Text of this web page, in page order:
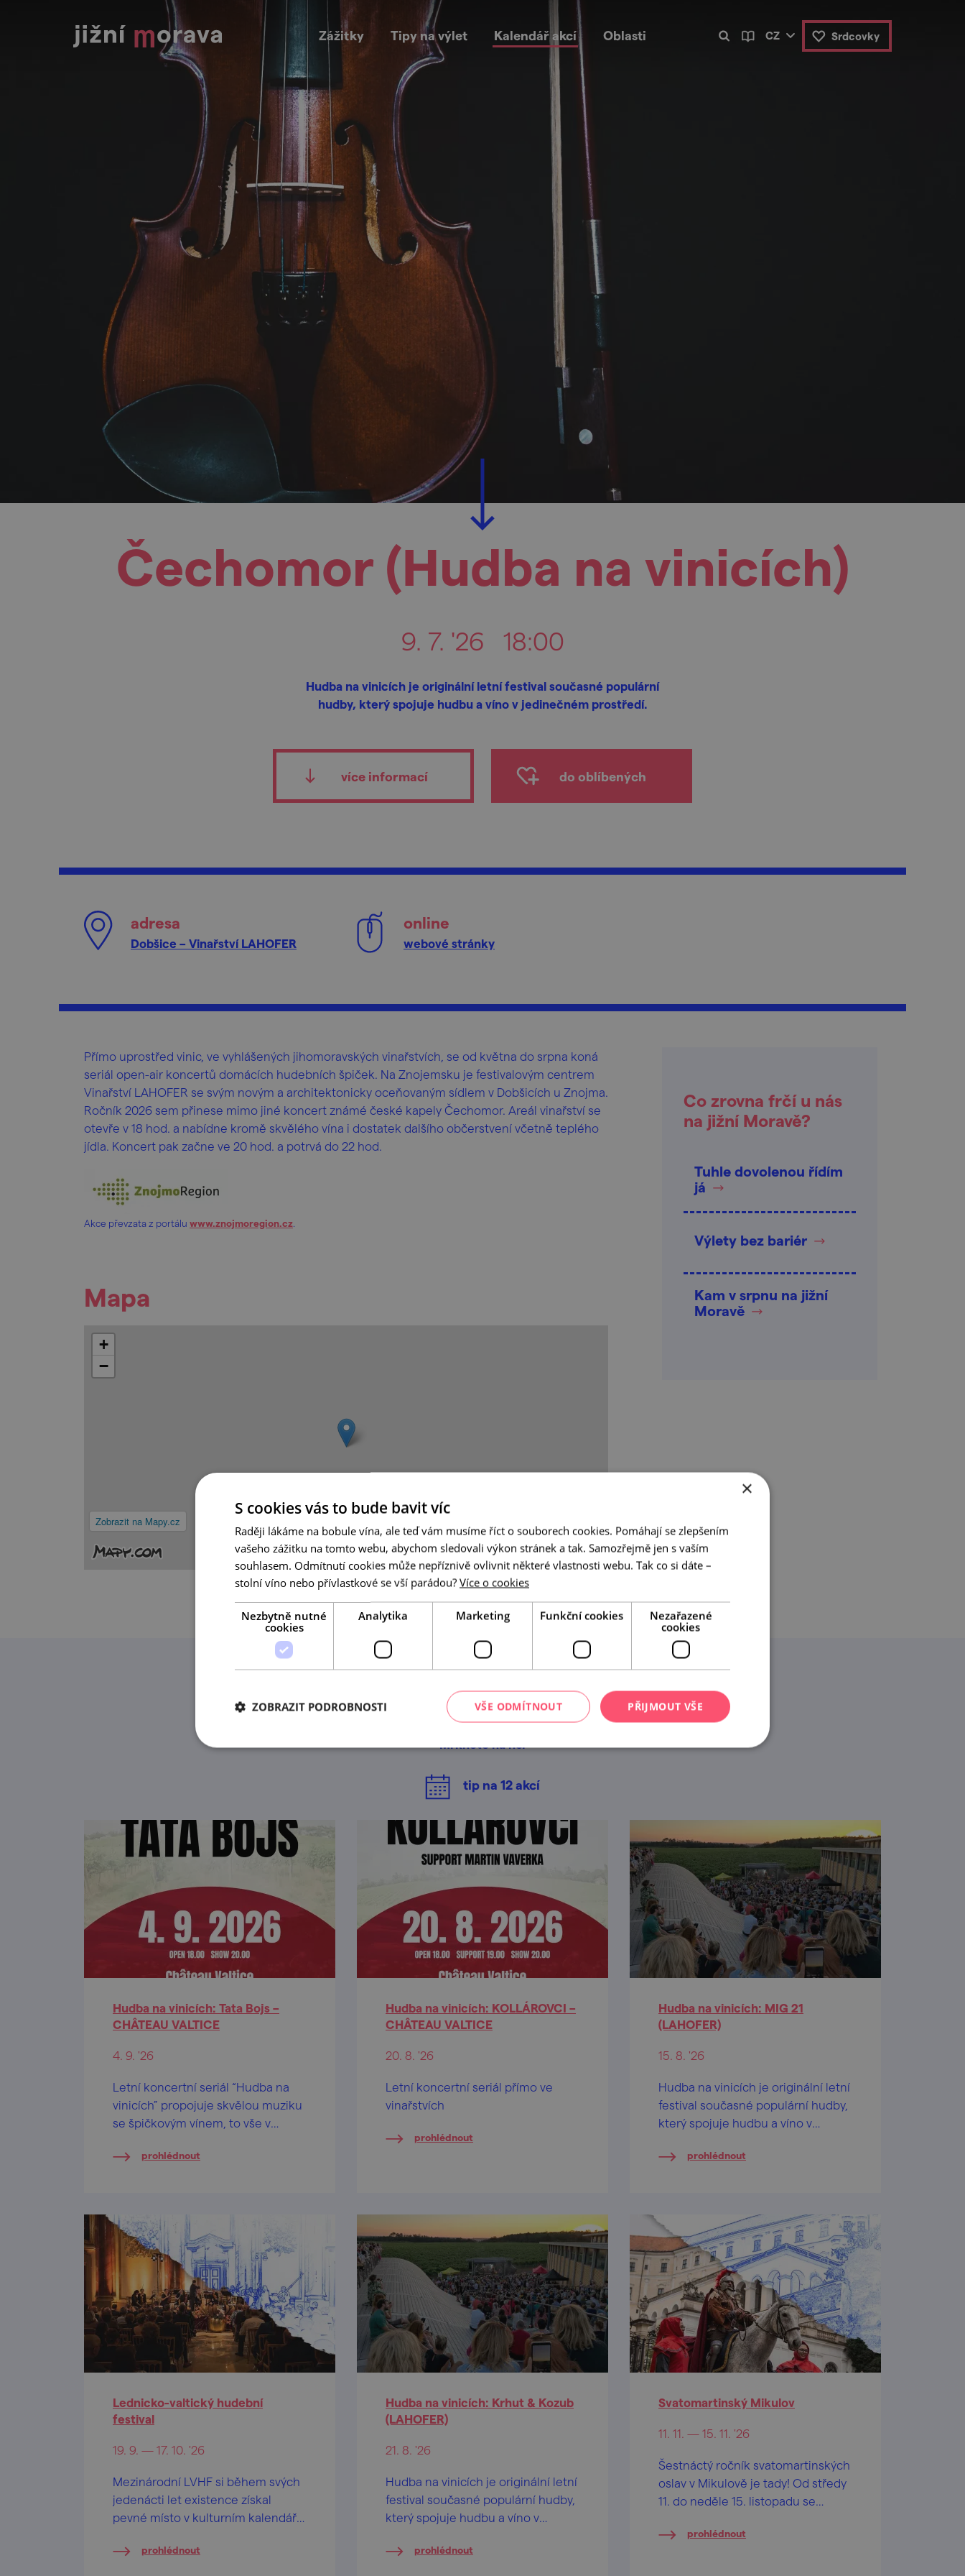
Zážitky Tipy na výlet Kalendář akcí Oblasti CZ Srdcovky
Čechomor (Hudba na vinicích)
9. 7. '26 18:00
Hudba na vinicích je originální letní festival současné populární
hudby, který spojuje hudbu a víno v jedinečném prostředí.
více informací do oblíbených
adresa
Dobšice – Vinařství LAHOFER
online
webové stránky
Přímo uprostřed vinic, ve vyhlášených jihomoravských vinařstvích, se od května do srpna koná
seriál open-air koncertů domácích hudebních špiček. Na Znojemsku je festivalovým centrem
Vinařství LAHOFER se svým novým a architektonicky oceňovaným sídlem v Dobšicích u Znojma.
Ročník 2026 sem přinese mimo jiné koncert známé české kapely Čechomor. Areál vinařství se
otevře v 18 hod. a nabídne kromě skvělého vína i dostatek dalšího občerstvení včetně teplého
jídla. Koncert pak začne ve 20 hod. a potrvá do 22 hod.
Akce převzata z portálu www.znojmoregion.cz
Mapa
Zobrazit na Mapy.cz
+
−
Leaflet|© Seznam.cz a.s. a další
Co zrovna frčí u nás
na jižní Moravě?
Tuhle dovolenou řídím
já
Výlety bez bariér
Kam v srpnu na jižní
Moravě
A tady už jste byli?
Našli jsme další akce, které by se vám mohly líbit.
Mrkněte na ně.
tip na 12akcí
Hudba na vinicích: Tata Bojs –
CHÂTEAU VALTICE
4. 9. '26
Letní koncertní seriál “Hudba na
vinicích” propojuje skvělou muziku
se špičkovým vínem, to vše v
moravských vinohradů.
prohlédnout
Hudba na vinicích: KOLLÁROVCI –
CHÂTEAU VALTICE
20. 8. '26
Letní koncertní seriál přímo ve
vinařstvích
prohlédnout
Hudba na vinicích: MIG 21
(LAHOFER)
15. 8. '26
Hudba na vinicích je originální letní
festival současné populární hudby,
který spojuje hudbu a víno v
prohlédnout
Lednicko-valtický hudební
festival
19. 9. — 17. 10. '26
Mezinárodní LVHF si během svých
jedenácti let existence získal
pevné místo v kulturním kalendáři
festivalů klasické hudby v České
prohlédnout
Hudba na vinicích: Krhut & Kozub
(LAHOFER)
21. 8. '26
Hudba na vinicích je originální letní
festival současné populární hudby,
který spojuje hudbu a víno v
prohlédnout
Svatomartinský Mikulov
11. 11. — 15. 11. '26
Šestnáctý ročník svatomartinských
oslav v Mikulově je tady! Od středy
11. do neděle 15. listopadu se
skvělou hudbu a mnoho dalšího!
prohlédnout
×
S cookies vás to bude bavit víc
Raději lákáme na bobule vína, ale teď vám musíme říct o souborech cookies. Pomáhají se zlepšením
vašeho zážitku na tomto webu, abychom sledovali výkon stránek a tak. Samozřejmě jen s vaším
souhlasem. Odmítnutí cookies může nepříznivě ovlivnit některé vlastnosti webu. Tak co si dáte –
stolní víno nebo přívlastkové se vší parádou? Více o cookies
Nezbytně nutné
cookies
Analytika Marketing Funkční cookies
Nezařazené
cookies
PŘIJMOUT VŠE
VŠE ODMÍTNOUT
ZOBRAZIT PODROBNOSTI